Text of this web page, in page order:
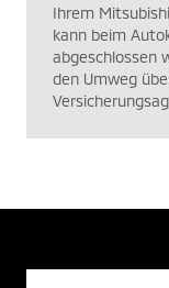
Ihrem
kann beim
abgeschlossen
den Umweg